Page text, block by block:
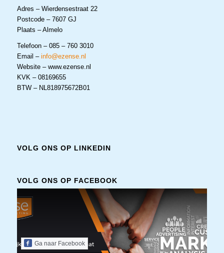
Adres – Wierdensestraat 22
Postcode – 7607 GJ
Plaats – Almelo
Telefoon – 085 – 760 3010
Email – info@ezense.nl
Website – www.ezense.nl
KVK – 08169655
BTW – NL818975672B01
VOLG ONS OP LINKEDIN
VOLG ONS OP FACEBOOK
Ga naar Facebook